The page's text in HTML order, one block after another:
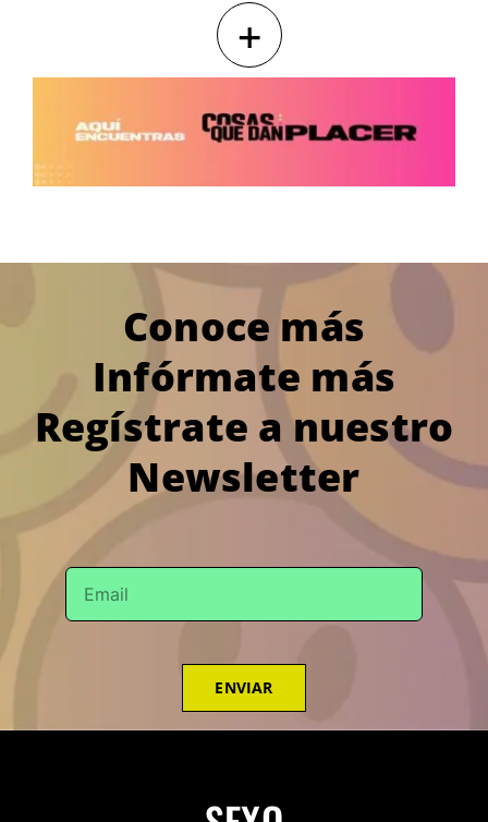
+
Conoce más
Infórmate más
Regístrate a nuestro
Newsletter
ENVIAR